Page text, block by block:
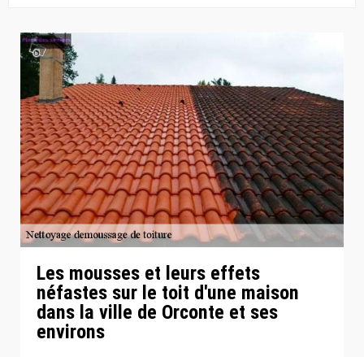
Les mousses et leurs effets
néfastes sur le toit d'une maison
dans la ville de Orconte et ses
environs